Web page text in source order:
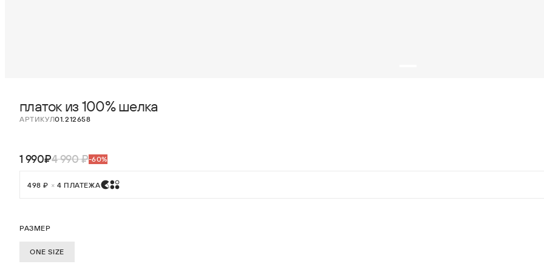
платок из 100% шелка
АРТИКУЛ01.212658
РАЗМЕР
ONE SIZE
1 990₽4 990 ₽-60%
498 ₽ × 4 ПЛАТЕЖА